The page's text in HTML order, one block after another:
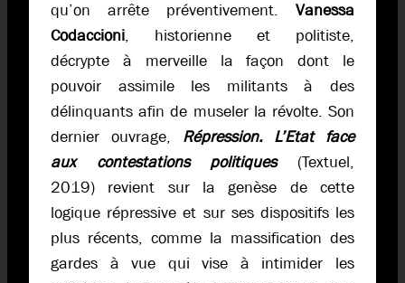
qu’on arrête préventivement. Vanessa
Codaccioni, historienne et politiste,
décrypte à merveille la façon dont le
pouvoir assimile les militants à des
délinquants afin de museler la révolte. Son
dernier ouvrage, Répression. L’Etat face
aux contestations politiques
(Textuel,
2019) revient sur la genèse de cette
logique répressive et sur ses dispositifs les
plus récents, comme la massification des
gardes à vue qui vise à intimider les